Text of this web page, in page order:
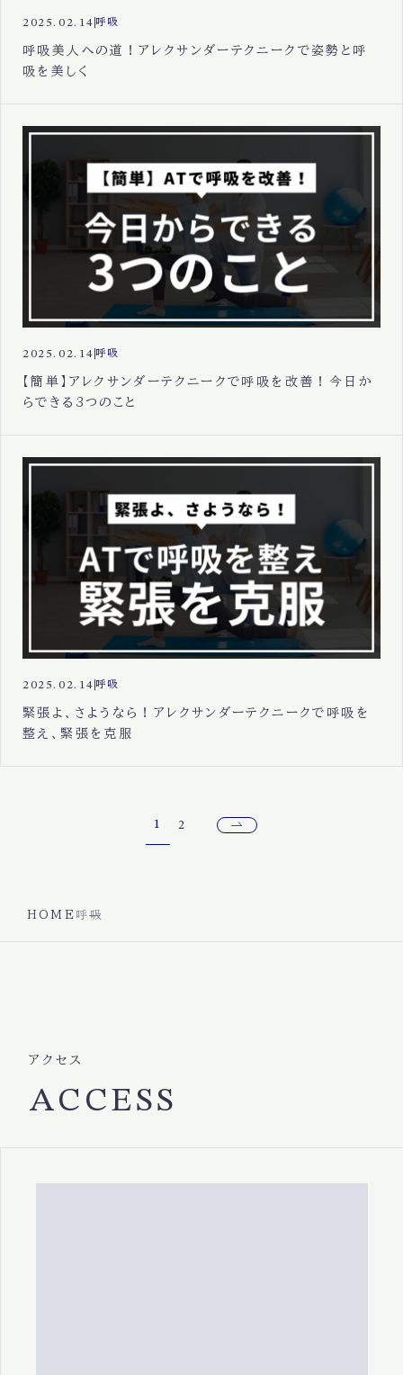
2025.02.14 呼吸
呼吸美人への道！アレクサンダーテクニークで姿勢と呼
吸を美しく
2025.02.14 呼吸
【簡単】アレクサンダーテクニークで呼吸を改善！今日か
らできる3つのこと
2025.02.14 呼吸
緊張よ、さようなら！アレクサンダーテクニークで呼吸を
整え、緊張を克服
1 2
HOME 呼吸
アクセス
ACCESS